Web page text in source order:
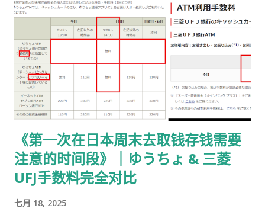
填写： 右上角： 申请受理编号 右下角： 本人姓名 在指定的「収
入印紙贴付栏」内： 贴 5,500 日元的收入印纸 可以是 两张或多
张 不重叠、不消印 📌 5,500 日元适用于： 2025 年 4 月 1 日以
后提交的在留期间更新 / 资格变更申请 ② 准备回邮用【レター
パック】 可以使用： 青色：レターパックライト（430 日元）
或红色：レターパックプラス（更稳，但非强制） 回邮用 レター
パック： 提前写好“收件人地址” 可写：本人住址 或 公司地址 不
要封口 可 对折一次 （标准做法） 📌 官方邮件只写「レターパッ
ク」， 没有指定必须 Plus，也没有写必须本人签收 。 ③ 用【简
易书留】寄给入管 把以下 3 样东西一起放入一个 A4 用信封 ：
手数料纳付书（已贴印纸） 当前持有的在留卡 正本 回邮用 レタ
ーパック（对折） 信封要求： 角2 或 角4 都可以 两者都能放 A4
入管、邮局 没有尺寸指定 用你手上的那个即可 到邮局柜台说一
《第一次在日本周末去取钱存钱需要
注意的时间段》｜ゆうちょ & 三菱
UFJ手数料完全对比
七月 18, 2025